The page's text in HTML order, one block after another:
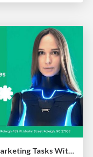
Kristin Tynski - Automating Marketing Tasks With AI